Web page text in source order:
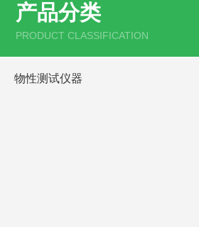
产品分类
PRODUCT CLASSIFICATION
物性测试仪器